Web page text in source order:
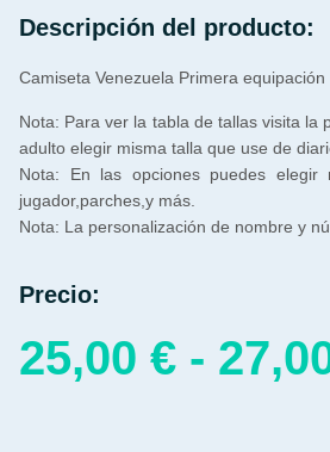
Descripción del producto:
Camiseta Venezuela Primera
Nota: Para ver la tabla de tallas visita la
adulto elegir misma talla que use de
Nota: En las opciones puedes
jugador,parches,y más.
Nota: La personalización de nombre y
Precio:
25,00 € -